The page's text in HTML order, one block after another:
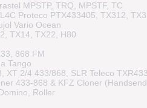
MPSTP, TRQ, MPSTF, TC
Proteco PTX433405, TX312, TX3
Vario Ocean
TX14, TX22, H80
868 FM
Tango
XT 2/4 433/868, SLR Teleco TXR433
433-868 & KFZ Cloner
Roller